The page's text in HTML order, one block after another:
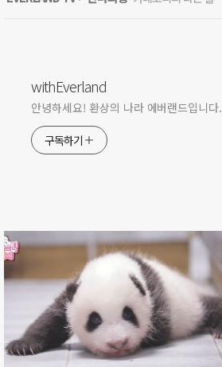
withEverland
안녕하세요! 환상의 나라 에버랜드입니다.
구독하기